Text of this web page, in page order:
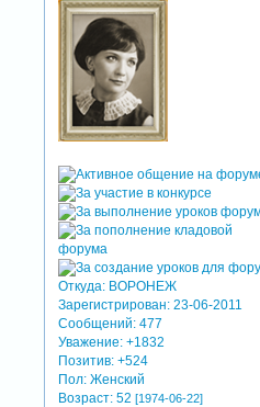
Откуда: ВОРОНЕЖ
Зарегистрирован: 23-06-2011
Сообщений: 477
Уважение: +1832
Позитив: +524
Пол: Женский
Возраст: 52[1974-06-22]